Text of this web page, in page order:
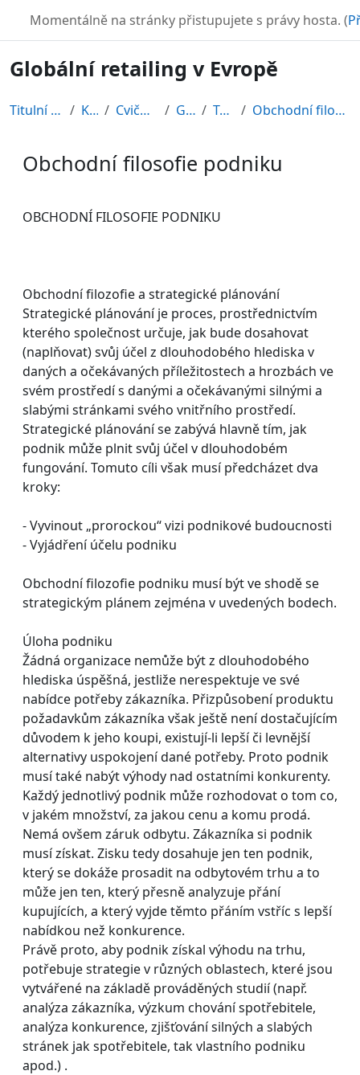
TURBO
Momentálně na stránky přistupujete s právy hosta. (
Globální retailing v Evropě
Titulní stránka Kurzy Cvičné kurzy GRE08 Topic 3 Obchodní filosofie podniku
Obchodní filosofie podniku
OBCHODNÍ FILOSOFIE PODNIKU
Obchodní filozofie a strategické plánování
Strategické plánování je proces, prostřednictvím
kterého společnost určuje, jak bude dosahovat
(naplňovat) svůj účel z dlouhodobého hlediska v
daných a očekávaných příležitostech a hrozbách ve
svém prostředí s danými a očekávanými silnými a
slabými stránkami svého vnitřního prostředí.
Strategické plánování se zabývá hlavně tím, jak
podnik může plnit svůj účel v dlouhodobém
fungování. Tomuto cíli však musí předcházet dva
kroky:
- Vyvinout „prorockou“ vizi podnikové budoucnosti
- Vyjádření účelu podniku
Obchodní filozofie podniku musí být ve shodě se
strategickým plánem zejména v uvedených bodech.
Úloha podniku
Žádná organizace nemůže být z dlouhodobého
hlediska úspěšná, jestliže nerespektuje ve své
nabídce potřeby zákazníka. Přizpůsobení produktu
požadavkům zákazníka však ještě není dostačujícím
důvodem k jeho koupi, existují-li lepší či levnější
alternativy uspokojení dané potřeby. Proto podnik
musí také nabýt výhody nad ostatními konkurenty.
Každý jednotlivý podnik může rozhodovat o tom co,
v jakém množství, za jakou cenu a komu prodá.
Nemá ovšem záruk odbytu. Zákazníka si podnik
musí získat. Zisku tedy dosahuje jen ten podnik,
který se dokáže prosadit na odbytovém trhu a to
může jen ten, který přesně analyzuje přání
kupujících, a který vyjde těmto přáním vstříc s lepší
nabídkou než konkurence.
Právě proto, aby podnik získal výhodu na trhu,
potřebuje strategie v různých oblastech, které jsou
vytvářené na základě prováděných studií (např.
analýza zákazníka, výzkum chování spotřebitele,
analýza konkurence, zjišťování silných a slabých
stránek jak spotřebitele, tak vlastního podniku
apod.) .